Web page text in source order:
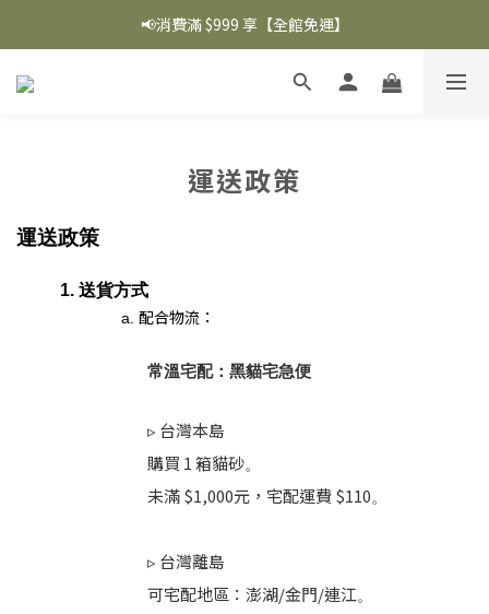
📢消費滿 $999 享【全館免運】
運送政策
運送政策
1. 送貨方式
配合物流：
常溫宅配：黑貓宅急便
▹ 台灣本島
購買 1 箱貓砂。
未滿 $1,000元，宅配運費 $110。
▹ 台灣離島
可宅配地區：澎湖/金門/連江。